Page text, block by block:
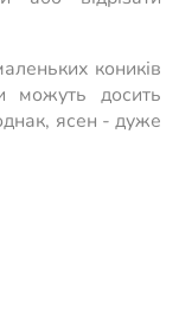
коників
можуть досить
ясен - дуже